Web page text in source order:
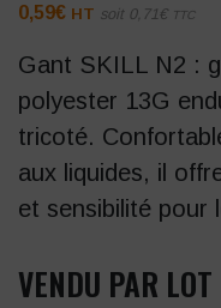
0,59€ HT soit 0,71 € TTC
Gant SKILL N2 :
polyester 13G
tricoté.
aux liquides, il
et sensibilité pour
VENDU PAR